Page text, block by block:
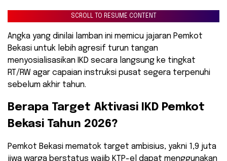
SCROLL TO RESUME CONTENT
Angka yang dinilai lamban ini memicu jajaran Pemkot
Bekasi untuk lebih agresif turun tangan
menyosialisasikan IKD secara langsung ke tingkat
RT/RW agar capaian instruksi pusat segera terpenuhi
sebelum akhir tahun.
​Berapa Target Aktivasi IKD Pemkot
Bekasi Tahun 2026?
​Pemkot Bekasi mematok target ambisius, yakni 1,9 juta
jiwa warga berstatus wajib KTP-el dapat menggunakan